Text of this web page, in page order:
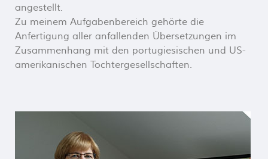
angestellt.
Zu meinem Aufgabenbereich gehörte die
Anfertigung aller anfallenden Übersetzungen im
Zusammenhang mit den portugiesischen und US-
amerikanischen Tochtergesellschaften.